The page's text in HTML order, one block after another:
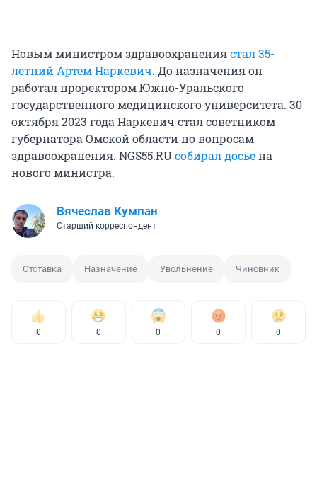
Новым министром здравоохранениястал 35-
летний Артем Наркевич. До назначения он
работал проректором Южно-Уральского
государственного медицинского университета. 30
октября 2023 года Наркевич стал советником
губернатора Омской области по вопросам
здравоохранения. NGS55.RUсобирал досьена
нового министра.
Вячеслав Кумпан
Старший корреспондент
Отставка Назначение Увольнение Чиновник
0 0 0 0 0